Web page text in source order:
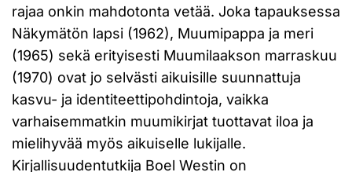
rajaa onkin mahdotonta vetää. Joka tapauksessa
Näkymätön lapsi (1962), Muumipappa ja meri
(1965) sekä erityisesti Muumilaakson marraskuu
(1970) ovat jo selvästi aikuisille suunnattuja
kasvu- ja identiteettipohdintoja, vaikka
varhaisemmatkin muumikirjat tuottavat iloa ja
mielihyvää myös aikuiselle lukijalle.
Kirjallisuudentutkija Boel Westin on